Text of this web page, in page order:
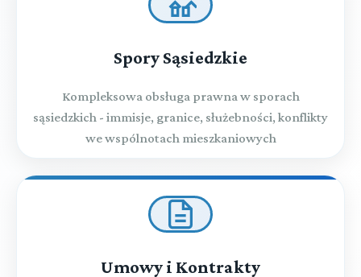
Spory Sąsiedzkie
Kompleksowa obsługa prawna w sporach
sąsiedzkich - immisje, granice, służebności, konflikty
we wspólnotach mieszkaniowych
Umowy i Kontrakty